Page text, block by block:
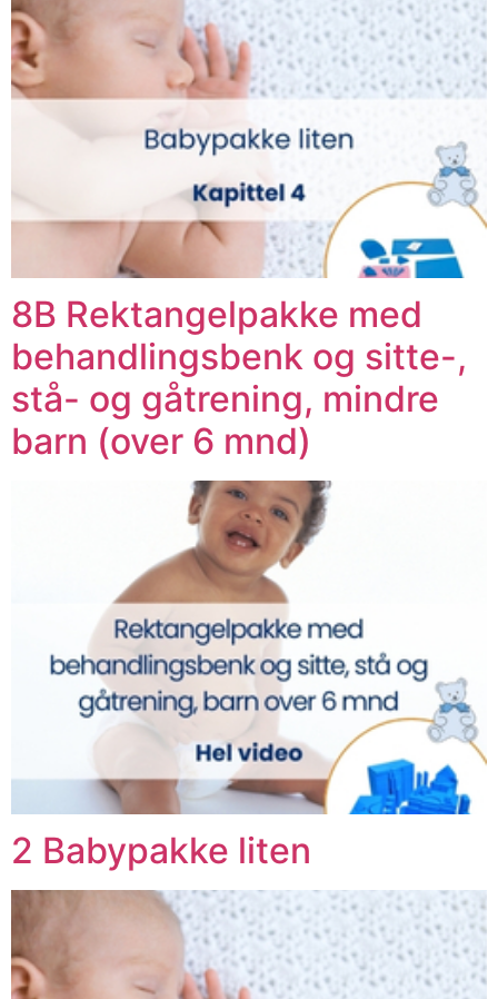
8B Rektangelpakke med
behandlingsbenk og sitte-,
stå- og gåtrening, mindre
barn (over 6 mnd)
2 Babypakke liten